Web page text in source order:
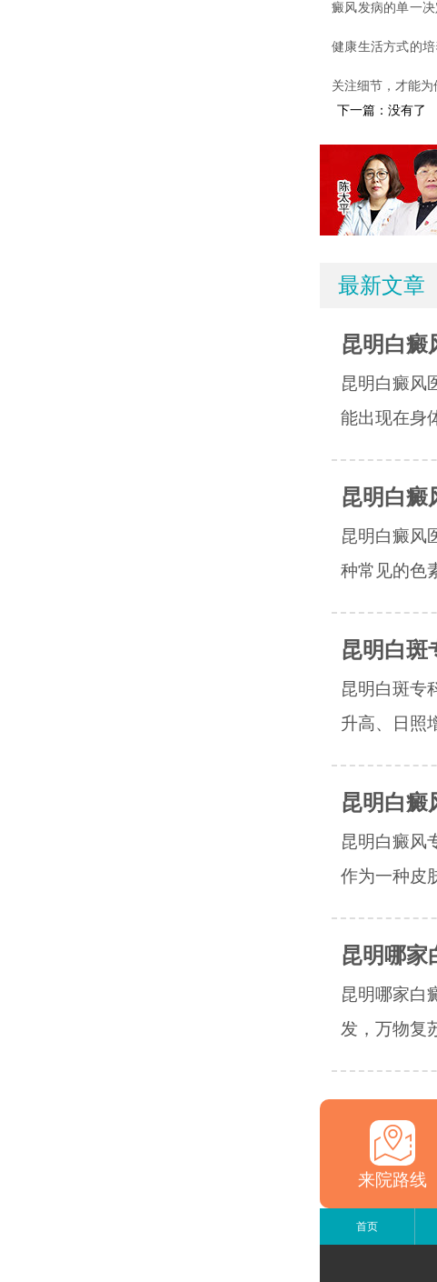
癜风发病的单一
健康生活方式的
关注细节，才能为
下一篇：没有了
最新文章
昆明白癜
昆明白癜风
能出现在身
昆明白癜
昆明白癜风
种常见的色
昆明白斑
昆明白斑专
升高、日照
昆明白癜
昆明白癜风
作为一种皮
昆明哪家
昆明哪家白
发，万物复
来院路线
首页